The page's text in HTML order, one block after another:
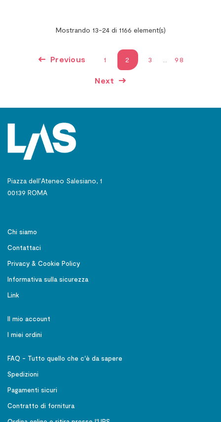
Mostrando 13-24 di 1166 element(s)
Previous 1 2 3 98
Next
Piazza dell’Ateneo Salesiano, 1
00139 ROMA
Chi siamo
Contattaci
Privacy & Cookie Policy
Informativa sulla sicurezza
Link
Il mio account
I miei ordini
FAQ - Tutto quello che c'è da sapere
Spedizioni
Pagamenti sicuri
Contratto di fornitura